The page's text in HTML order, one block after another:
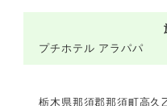
プチホテル アラパパ
栃木県那須郡那須町高久